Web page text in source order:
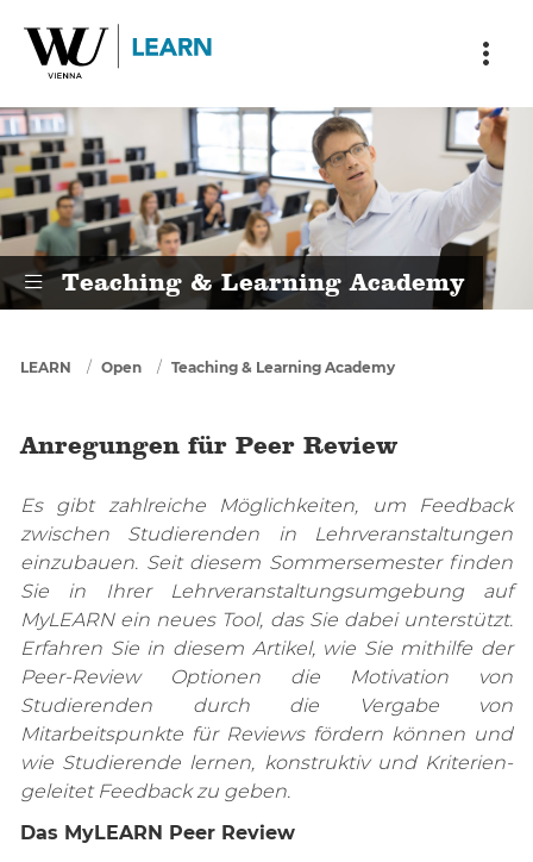
Anregungen für Peer Review
Teaching & Learning Academy
You are here
LEARN Open Teaching & Learning Academy
Anregungen für Peer Review
Es gibt zahlreiche Möglichkeiten, um Feedback
zwischen Studierenden in Lehrveranstaltungen
einzubauen. Seit diesem Sommersemester finden
Sie in Ihrer Lehrveranstaltungsumgebung auf
MyLEARN ein neues Tool, das Sie dabei unterstützt.
Erfahren Sie in diesem Artikel, wie Sie mithilfe der
Peer-Review Optionen die Motivation von
Studierenden durch die Vergabe von
Mitarbeitspunkte für Reviews fördern können und
wie Studierende lernen, konstruktiv und Kriterien-
geleitet Feedback zu geben.
Das MyLEARN Peer Review